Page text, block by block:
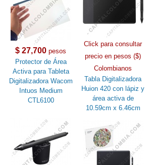
$ 27,700 pesos
Protector de Área
Activa para Tableta
Digitalizadora Wacom
Intuos Medium
CTL6100
Click para consultar
precio en pesos ($)
Colombianos
Tabla Digitalizadora
Huion 420 con lápiz y
área activa de
10.59cm x 6.46cm